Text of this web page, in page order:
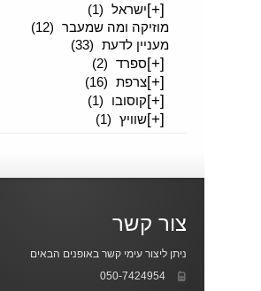
[+]ישראל (1)
מוזיקה ומה שמעבר (12)
מעניין לדעת (33)
[+]ספרד (2)
[+]צרפת (16)
[+]קוסובו (1)
[+]שוויץ (1)
צור קשר
ניתן ליצור עימי קשר באופנים הבאים
050-7424954